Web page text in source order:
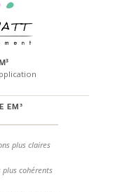
EM³
plus claires
plus cohérents